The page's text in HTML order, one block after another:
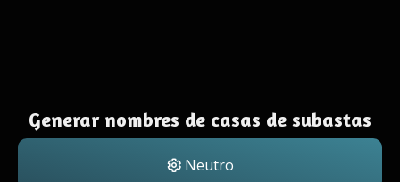
Generar nombres de casas de subastas
Neutro